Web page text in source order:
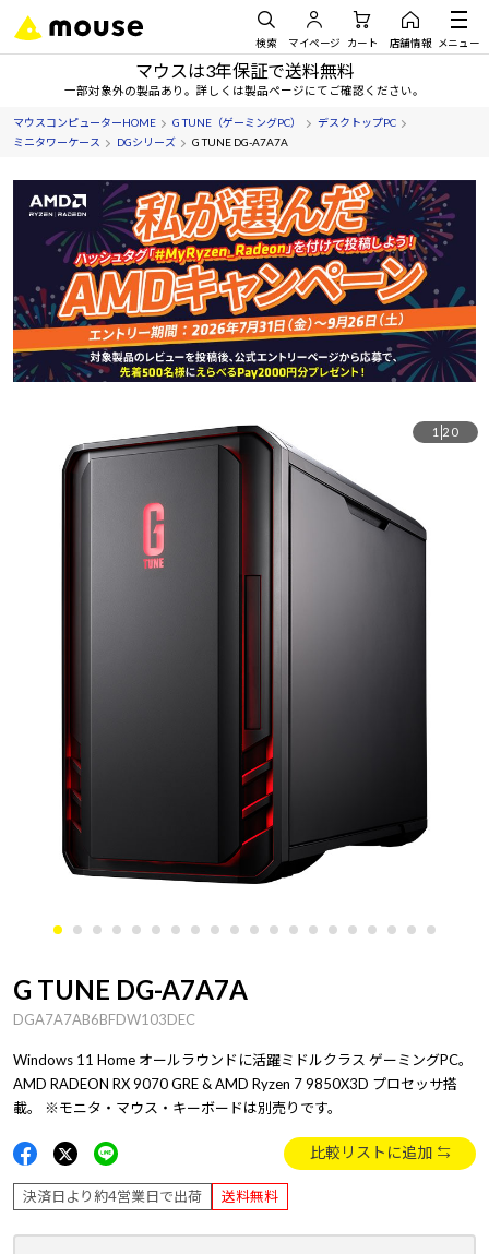
検索 マイページ カート 店舗情報 メニュー
マウスは3年保証で送料無料
一部対象外の製品あり。詳しくは製品ページにてご確認ください。
マウスコンピューターHOME G TUNE（ゲーミングPC）
デスクトップPC
ミニタワーケース
DGシリーズ G TUNE DG-A7A7A
1 20
G TUNE DG-A7A7A
DGA7A7AB6BFDW103DEC
Windows 11 Home オールラウンドに活躍ミドルクラス ゲーミングPC。
AMD RADEON RX 9070 GRE & AMD Ryzen 7 9850X3D プロセッサ搭
載。 ※モニタ・マウス・キーボードは別売りです。
比較リストに追加
決済日より約4営業日で出荷 送料無料